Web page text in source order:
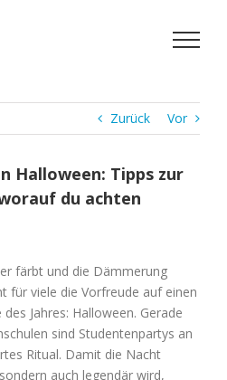
Zurück Vor
Halloween: Tipps zur
du achten
färbt und die Dämmerung
für viele die Vorfreude auf einen
Jahres: Halloween. Gerade
sind Studentenpartys an
Ritual. Damit die Nacht
auch legendär wird,